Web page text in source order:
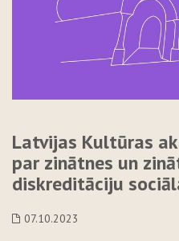
Latvijas Kultūras
par zinātnes un
diskreditāciju
07.10.2023